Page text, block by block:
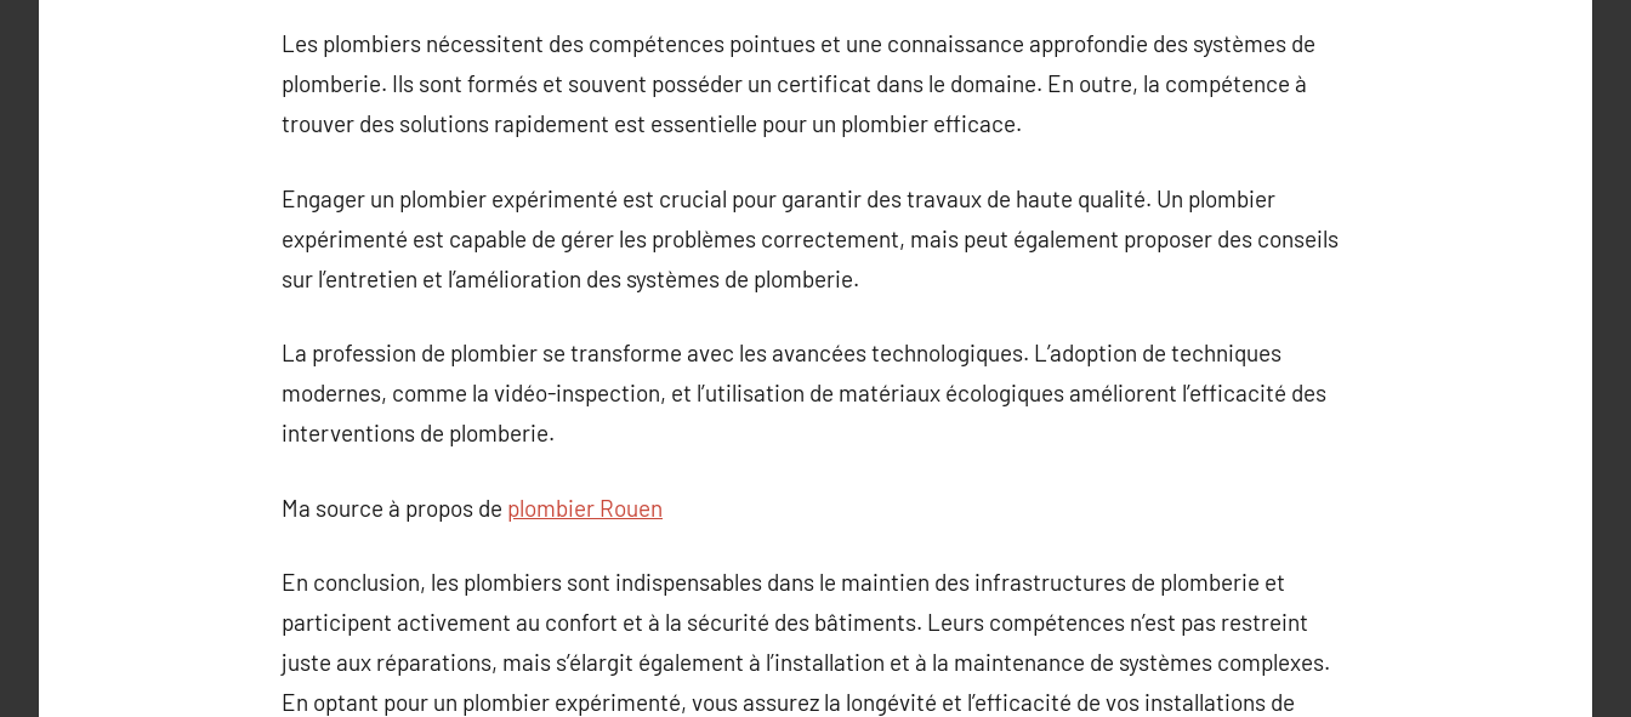
Les plombiers nécessitent des compétences pointues et une connaissance approfondie des systèmes de
plomberie. Ils sont formés et souvent posséder un certificat dans le domaine. En outre, la compétence à
trouver des solutions rapidement est essentielle pour un plombier efficace.
Engager un plombier expérimenté est crucial pour garantir des travaux de haute qualité. Un plombier
expérimenté est capable de gérer les problèmes correctement, mais peut également proposer des conseils
sur l’entretien et l’amélioration des systèmes de plomberie.
La profession de plombier se transforme avec les avancées technologiques. L’adoption de techniques
modernes, comme la vidéo-inspection, et l’utilisation de matériaux écologiques améliorent l’efficacité des
interventions de plomberie.
Ma source à propos de plombier Rouen
En conclusion, les plombiers sont indispensables dans le maintien des infrastructures de plomberie et
participent activement au confort et à la sécurité des bâtiments. Leurs compétences n’est pas restreint
juste aux réparations, mais s’élargit également à l’installation et à la maintenance de systèmes complexes.
En optant pour un plombier expérimenté, vous assurez la longévité et l’efficacité de vos installations de